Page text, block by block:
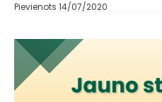
Pievienots 14/07/2020